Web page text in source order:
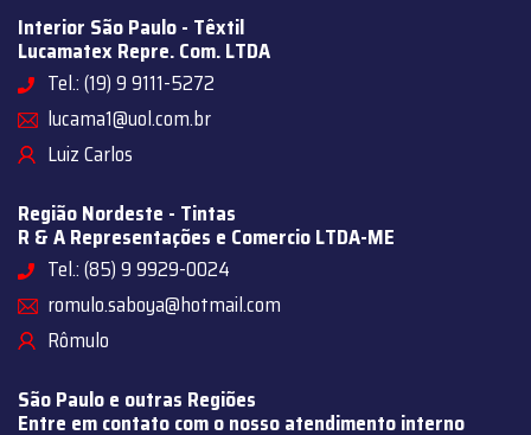
Interior São Paulo - Têxtil
Lucamatex Repre. Com. LTDA
Tel.: (19) 9 9111-5272
lucama1@uol.com.br
Luiz Carlos
Região Nordeste - Tintas
R & A Representações e Comercio LTDA-ME
Tel.: (85) 9 9929-0024
romulo.saboya@hotmail.com
Rômulo
São Paulo e outras Regiões
Entre em contato com o nosso atendimento interno